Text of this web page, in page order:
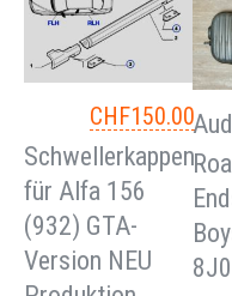
CHF150.00
Schwellerkappen
für Alfa 156
(932) GTA-
Version NEU